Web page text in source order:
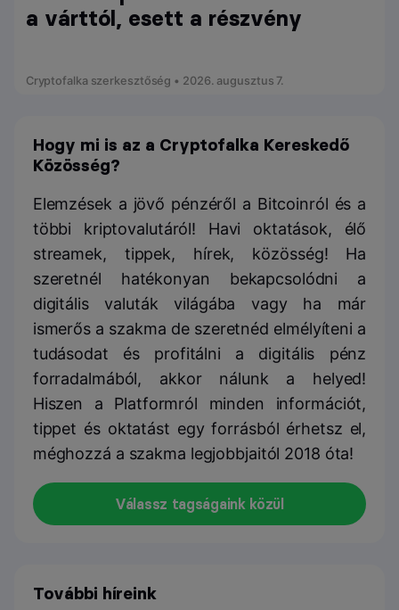
a várttól, esett a részvény
Cryptofalka szerkesztőség • 2026. augusztus 7.
Hogy mi is az a Cryptofalka Kereskedő
Közösség?
Elemzések a jövő pénzéről a Bitcoinról és a
többi kriptovalutáról! Havi oktatások, élő
streamek, tippek, hírek, közösség! Ha
szeretnél hatékonyan bekapcsolódni a
digitális valuták világába vagy ha már
ismerős a szakma de szeretnéd elmélyíteni a
tudásodat és profitálni a digitális pénz
forradalmából, akkor nálunk a helyed!
Hiszen a Platformról minden információt,
tippet és oktatást egy forrásból érhetsz el,
méghozzá a szakma legjobbjaitól 2018 óta!
Válassz tagságaink közül
További híreink